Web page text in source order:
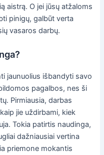
aistrą. O jei jūsų atžaloms
pinigų, galbūt verta
vasaros darbų.
jaunuolius išbandyti savo
pagalbos, nes ši
Pirmiausia, darbas
jie uždirbami, kiek
Tokia patirtis naudinga,
dažniausiai vertina
priemone mokantis